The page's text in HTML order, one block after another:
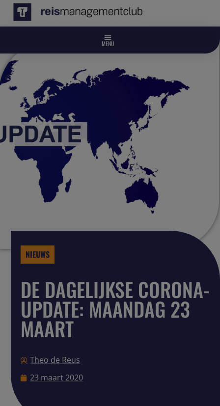
NIEUWS
DE DAGELIJKSE CORONA-
UPDATE: MAANDAG 23
MAART
Theo de Reus
23 maart 2020